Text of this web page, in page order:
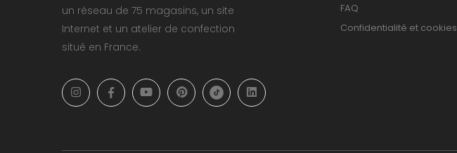
un réseau de 75 magasins, un site
Internet et un atelier de confection
situé en France.
FAQ
Confidentialité et cookies